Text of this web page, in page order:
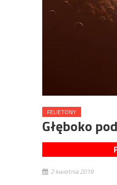
FELIETONY
Głęboko
2 kwietnia 2019